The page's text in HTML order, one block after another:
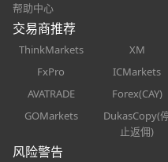
帮助中心
交易商推荐
ThinkMarkets XM
FxPro
ICMarkets
AVATRADE
Forex(CAY)
GOMarkets
DukasCopy(
止返佣)
风险警告